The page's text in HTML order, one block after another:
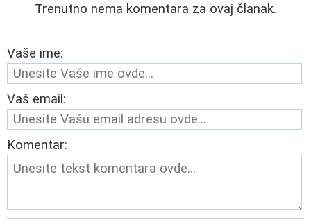
Trenutno nema komentara za ovaj članak.
Vaše ime:
Vaš email:
Komentar: